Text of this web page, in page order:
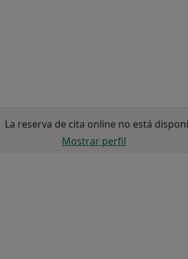
La reserva de cita online no está
Mostrar perfil